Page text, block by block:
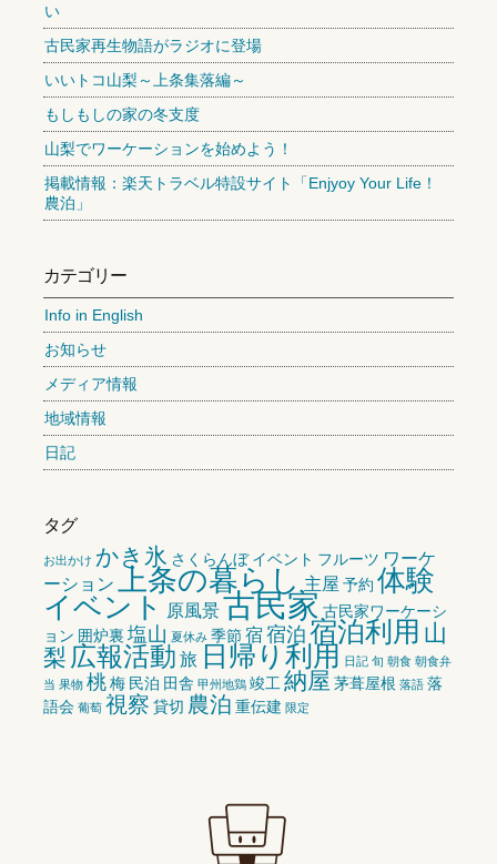
い
古民家再生物語がラジオに登場
いいトコ山梨～上条集落編～
もしもしの家の冬支度
山梨でワーケーションを始めよう！
掲載情報：楽天トラベル特設サイト「Enjyoy Your Life！
農泊」
カテゴリー
Info in English
お知らせ
メディア情報
地域情報
日記
タグ
お出かけ かき氷 さくらんぼ イベント フルーツ ワーケ
ーション
上条の暮らし 主屋 予約 体験
イベント
原風景古民家 古民家ワーケーシ
ョン 囲炉裏塩山 夏休み 季節宿 宿泊宿泊利用 山
梨 広報活動 旅 日帰り利用 日記 旬 朝食 朝食弁
当 果物 桃梅 民泊 田舎 甲州地鶏 竣工 納屋 茅葺屋根 落語 落
語会 葡萄 視察 貸切 農泊 重伝建 限定